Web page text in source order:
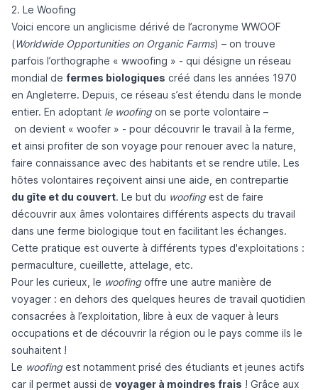
2. Le Woofing
Voici encore un anglicisme dérivé de l’acronyme WWOOF
(Worldwide Opportunities on Organic Farms) – on trouve
parfois l’orthographe « wwoofing » - qui désigne un réseau
mondial de fermes biologiques créé dans les années 1970
en Angleterre. Depuis, ce réseau s’est étendu dans le monde
entier. En adoptant le woofingon se porte volontaire –
on devient « woofer » - pour découvrir le travail à la ferme,
et ainsi profiter de son voyage pour renouer avec la nature,
faire connaissance avec des habitants et se rendre utile. Les
hôtes volontaires reçoivent ainsi une aide, en contrepartie
du gîte et du couvert. Le but du woofingest de faire
découvrir aux âmes volontaires différents aspects du travail
dans une ferme biologique tout en facilitant les échanges.
Cette pratique est ouverte à différents types d'exploitations :
permaculture, cueillette, attelage, etc.
Pour les curieux, le woofingoffre une autre manière de
voyager : en dehors des quelques heures de travail quotidien
consacrées à l’exploitation, libre à eux de vaquer à leurs
occupations et de découvrir la région ou le pays comme ils le
souhaitent !
Le woofingest notamment prisé des étudiants et jeunes actifs
car il permet aussi de voyager à moindres frais ! Grâce aux